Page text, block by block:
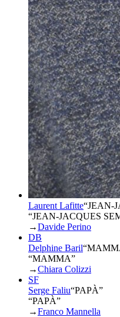
Laurent Lafitte“JEAN-
“JEAN-JACQUES
→Davide Perino
DB
Delphine Baril“
“MAMMA”
→Chiara Colizzi
SF
Serge Faliu“PAPÀ”
“PAPÀ”
→Franco Mannella